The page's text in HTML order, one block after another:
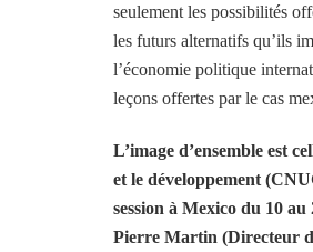
seulement les possibilités
les futurs alternatifs qu’ils
l’économie politique
leçons offertes par le cas
L’image d’ensemble est
et le développement
session à Mexico du 10
Pierre Martin (Directeur